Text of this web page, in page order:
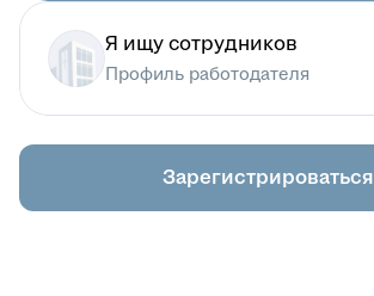
Я ищу сотрудников
Профиль работодателя
Зарегистрироваться